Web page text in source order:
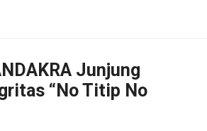
Junjung
“No Titip No